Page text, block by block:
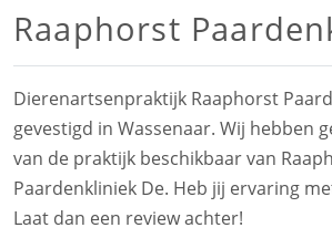
Raaphorst
Dierenartsenpraktijk Raaphorst
gevestigd in Wassenaar. Wij hebben
van de praktijk beschikbaar van
Paardenkliniek De. Heb jij ervaring
Laat dan een review achter!